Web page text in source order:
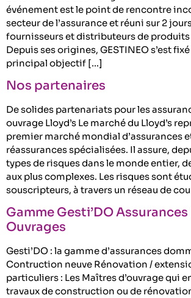
événement est le point de rencontre
secteur de l’assurance et réuni sur 2
fournisseurs et distributeurs de produits
Depuis ses origines, GESTINEO s’est
principal objectif […]
Nos partenaires
De solides partenariats pour les
ouvrage Lloyd’s Le marché du Lloyd’s
premier marché mondial d’assurances
réassurances spécialisées. Il assure,
types de risques dans le monde entier,
aux plus complexes. Les risques sont
souscripteurs, à travers un réseau de
Gamme Gesti’DO
Ouvrages
Gesti’DO : la gamme d’assurances
Contruction neuve Rénovation /
particuliers : Les Maîtres d’ouvrage qui
travaux de construction ou de